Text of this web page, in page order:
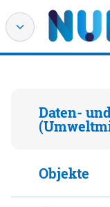
Daten-
Objekte